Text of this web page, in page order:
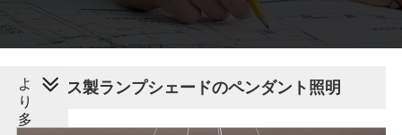
ガラス製ランプシェードのペンダント照明
よ
り
多